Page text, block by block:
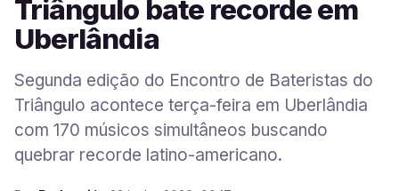
Triângulo bate recorde em
Uberlândia
Segunda edição do Encontro de Bateristas do
Triângulo acontece terça-feira em Uberlândia
com 170 músicos simultâneos buscando
quebrar recorde latino-americano.